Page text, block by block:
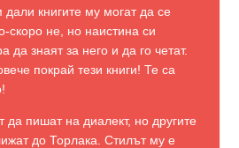
книгите му могат да се
скоро не, но наистина си
да знаят за него и да го четат.
покрай тези книги! Те са
да пишат на диалект, но другите
до Торлака. Стилът му е